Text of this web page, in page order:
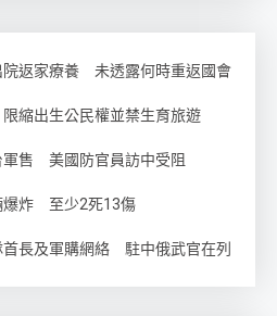
院返家療養 未透露何時重返國會
縮出生公民權並禁生育旅遊
軍售 美國防官員訪中受阻
爆炸 至少2死13傷
長及軍購網絡 駐中俄武官在列